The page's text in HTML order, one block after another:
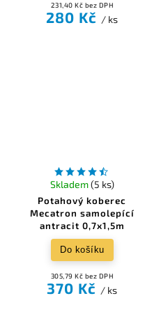
231,40 Kč bez DPH
280 Kč / ks
Potahový koberec
Mecatron samolepící
antracit 0,7x1,5m
Skladem(5 ks)
305,79 Kč bez DPH
370 Kč / ks
Do košíku